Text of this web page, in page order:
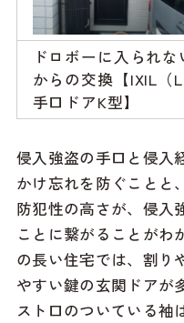
ドロボーに入られ
からの交換【IXIL（
手口ドアK型】
侵入強盗の手口と侵入
かけ忘れを防ぐことと
防犯性の高さが、侵入
ことに繋がることがわ
の長い住宅では、割り
やすい鍵の玄関ドアが
スト口のついている袖